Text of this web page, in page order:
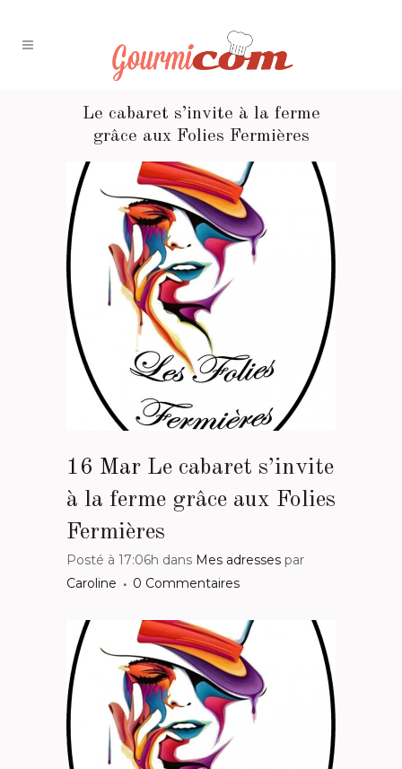
Le cabaret s’invite à la ferme
grâce aux Folies Fermières
16 Mar Le cabaret s’invite
à la ferme grâce aux Folies
Fermières
Posté à 17:06h dans Mes adresses par
Caroline
0 Commentaires